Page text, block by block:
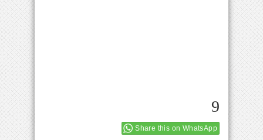
9
Share this on WhatsApp